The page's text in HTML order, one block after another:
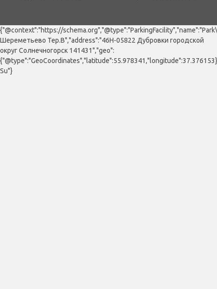
{"@context":"https://
Шереметьево Тер.В","address":"46Н-05822 Дубровки городской
округ Солнечногорск 141431","geo":
Su"}